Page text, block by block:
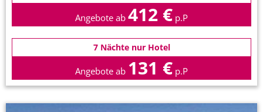
Angebote ab 412 € p.P
7 Nächte nur Hotel
Angebote ab 131 € p.P